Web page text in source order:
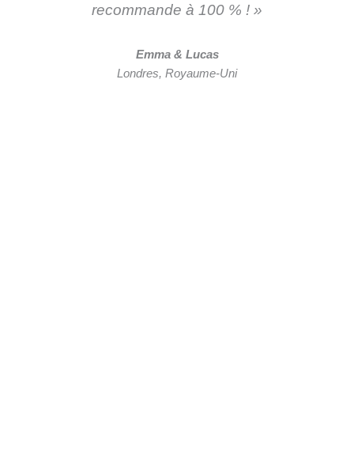
recommande à 100 % ! »
Emma & Lucas
Londres, Royaume-Uni